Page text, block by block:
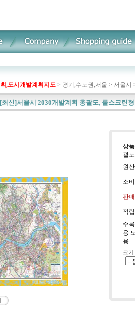
,도시개발계획지도 > 경기,수도권,서울 > 서울시
[최신]서울시 2030개발계획 총괄도, 롤스크린형
상
괄
원
소
판
적
수
용
용
크기